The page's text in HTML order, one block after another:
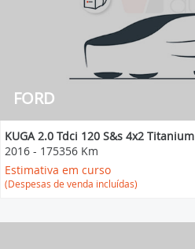
FORD
KUGA 2.0 Tdci 120 S&s 4x2 Titanium
2016 - 175356 Km
Estimativa em curso
(Despesas de venda incluídas)